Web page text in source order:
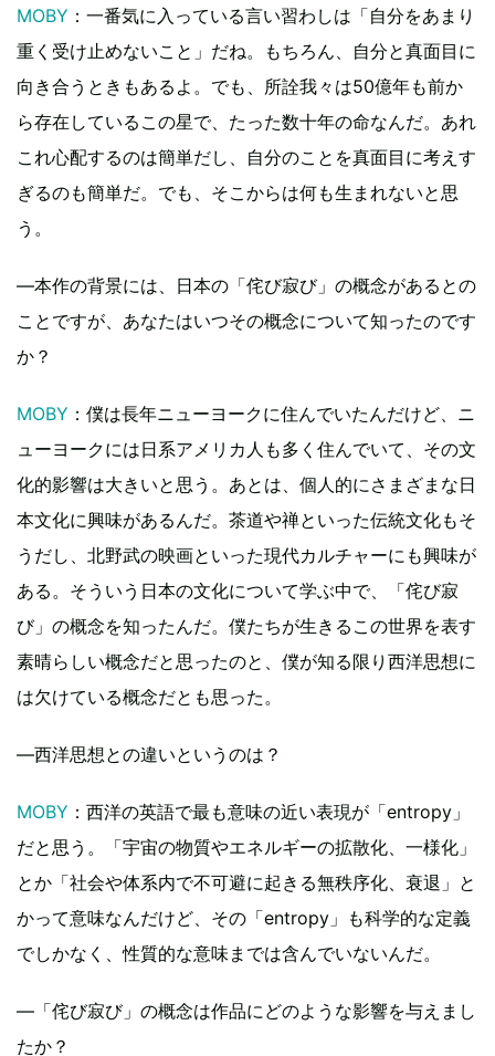
MOBY ：一番気に入っている言い習わしは「自分をあまり
重く受け止めないこと」だね。もちろん、自分と真面目に
向き合うときもあるよ。でも、所詮我々は50億年も前か
ら存在しているこの星で、たった数十年の命なんだ。あれ
これ心配するのは簡単だし、自分のことを真面目に考えす
ぎるのも簡単だ。でも、そこからは何も生まれないと思
う。
―本作の背景には、日本の「侘び寂び」の概念があるとの
ことですが、あなたはいつその概念について知ったのです
か？
MOBY ：僕は長年ニューヨークに住んでいたんだけど、ニ
ューヨークには日系アメリカ人も多く住んでいて、その文
化的影響は大きいと思う。あとは、個人的にさまざまな日
本文化に興味があるんだ。茶道や禅といった伝統文化もそ
うだし、北野武の映画といった現代カルチャーにも興味が
ある。そういう日本の文化について学ぶ中で、「侘び寂
び」の概念を知ったんだ。僕たちが生きるこの世界を表す
素晴らしい概念だと思ったのと、僕が知る限り西洋思想に
は欠けている概念だとも思った。
―西洋思想との違いというのは？
MOBY ：西洋の英語で最も意味の近い表現が「entropy」
だと思う。「宇宙の物質やエネルギーの拡散化、一様化」
とか「社会や体系内で不可避に起きる無秩序化、衰退」と
かって意味なんだけど、その「entropy」も科学的な定義
でしかなく、性質的な意味までは含んでいないんだ。
―「侘び寂び」の概念は作品にどのような影響を与えまし
たか？